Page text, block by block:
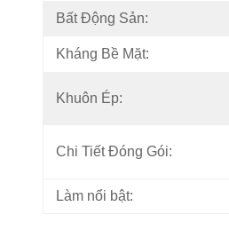
Bất Động Sản:
Kháng Bề Mặt:
Khuôn Ép:
Chi Tiết Đóng Gói:
Làm nổi bật: